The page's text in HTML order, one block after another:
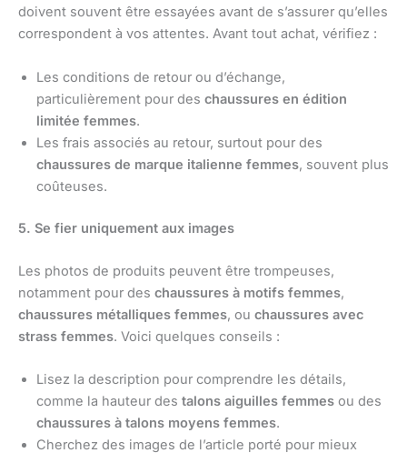
doivent souvent être essayées avant de s’assurer qu’elles
correspondent à vos attentes. Avant tout achat, vérifiez :
Les conditions de retour ou d’échange,
particulièrement pour des chaussures en édition
limitée femmes.
Les frais associés au retour, surtout pour des
chaussures de marque italienne femmes, souvent plus
coûteuses.
5. Se fier uniquement aux images
Les photos de produits peuvent être trompeuses,
notamment pour des chaussures à motifs femmes,
chaussures métalliques femmes, ou chaussures avec
strass femmes. Voici quelques conseils :
Lisez la description pour comprendre les détails,
comme la hauteur des talons aiguilles femmes ou des
chaussures à talons moyens femmes.
Cherchez des images de l’article porté pour mieux